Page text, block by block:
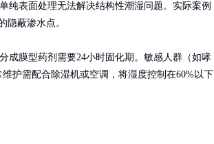
纯表面处理无法解决结构性潮湿问题。实际案例
隐蔽渗水点。
成膜型药剂需要24小时固化期。敏感人群（如哮
护需配合除湿机或空调，将湿度控制在60%以下